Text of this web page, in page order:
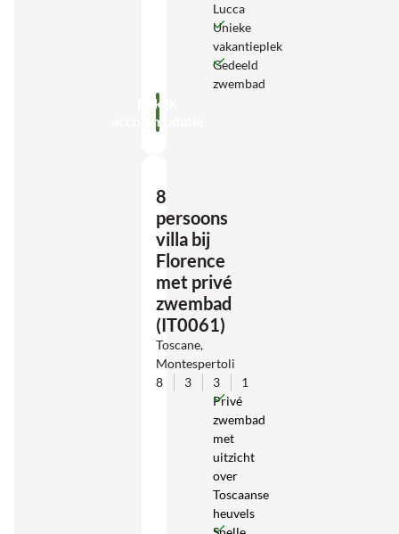
Lucca
Unieke
vakantieplek
Gedeeld
zwembad
Bekijk
accommodatie
8
persoons
villa bij
Florence
met privé
zwembad
(IT0061)
Toscane,
Montespertoli
8
3 3
1
Privé
zwembad
met
uitzicht
over
Toscaanse
heuvels